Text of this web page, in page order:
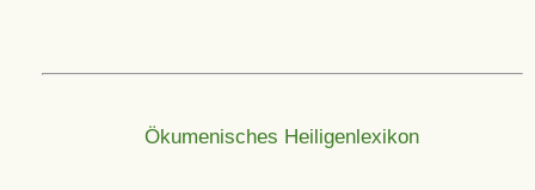
Ökumenisches Heiligenlexikon